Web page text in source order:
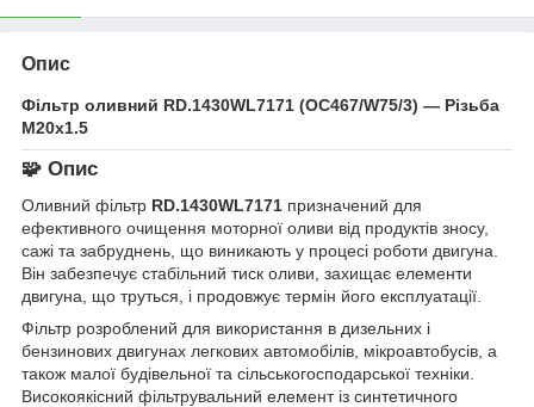
Опис
Фільтр оливний RD.1430WL7171 (OC467/W75/3) — Різьба
M20x1.5
🧩 Опис
Оливний фільтр RD.1430WL7171 призначений для
ефективного очищення моторної оливи від продуктів зносу,
сажі та забруднень, що виникають у процесі роботи двигуна.
Він забезпечує стабільний тиск оливи, захищає елементи
двигуна, що труться, і продовжує термін його експлуатації.
Фільтр розроблений для використання в дизельних і
бензинових двигунах легкових автомобілів, мікроавтобусів, а
також малої будівельної та сільськогосподарської техніки.
Високоякісний фільтрувальний елемент із синтетичного